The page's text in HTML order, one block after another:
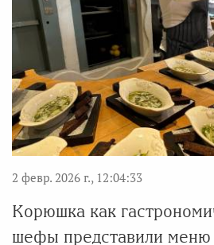
2 февр. 2026 г., 12:04:33
Корюшка как
шефы представили меню